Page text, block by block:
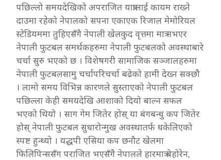
पछिल्लो समयदेखिको अपराजित यात्रालाई कायम राख्ने
दाउमा रहेको नेपालको सपना एकाएक रिजाल मेमोरियल
स्टेडियममा तुहिएसँगै नेपाली खेलकुद वृत्तमा मात्र नभएर
नेपाली फुटबल समर्थकहरुमा नेपाली फुटबलको अवस्थाबारे
चर्चा सुरु भएको छ । विशेषगरी सामाजिक सञ्जालहरुमा
नेपाली फुटबलसामु चर्चापरिचर्चा बढेको हामी देख्न सक्छौ
। लामो समय विभिन्न कारणले सुस्ताएको नेपाली फुटबल
पछिल्ला केही समयदेखि आशाको दियो बाल्न सफल
भएको थियो । साग गेम जितेर होस् या बंगबन्धु कप जितेर
होस् नेपाली फुटबल सुधारोन्मुख अवस्थातर्फ धकेलिएको
स्पष्ट हुन्थ्यो । यद्धपी एसिया कप छनौट खेलमा
फिलिपिन्ससँग पराजित भएसँगै नेपालले हारमात्र बेहोरेन,